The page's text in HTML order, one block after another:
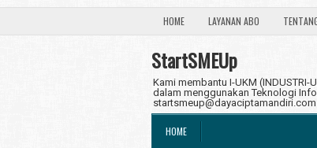
HOME LAYANAN ABO
StartSMEUp
Kami membantu I-UKM (INDUSTRI-
dalam menggunakan Teknologi
startsmeup@dayaciptamandiri.com
HOME